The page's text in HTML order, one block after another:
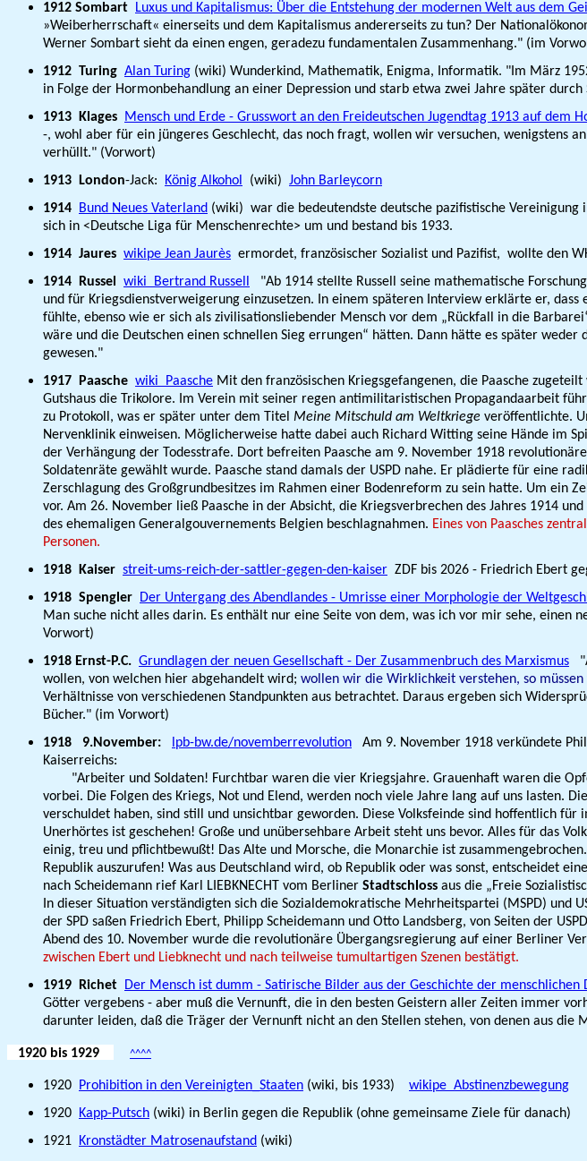
1912 Sombart Luxus und Kapitalismus: Über die Entstehung der modernen Welt aus dem
»Weiberherrschaft« einerseits und dem Kapitalismus andererseits zu tun? Der
Werner Sombart sieht da einen engen, geradezu fundamentalen Zusammenhang." (im
1912 Turing Alan Turing (wiki) Wunderkind, Mathematik, Enigma, Informatik. "Im März
in Folge der Hormonbehandlung an einer Depression und starb etwa zwei Jahre später durch
1913
Klages Mensch und Erde - Grusswort an den Freideutschen Jugendtag 1913 auf dem
-, wohl aber für ein jüngeres Geschlecht, das noch fragt, wollen wir versuchen, wenigstens
verhüllt." (Vorwort)
1913
London-Jack: König Alkohol (wiki) John Barleycorn
1914
Bund Neues Vaterland (wiki) war die bedeutendste deutsche pazifistische
sich in <Deutsche Liga für Menschenrechte> um und bestand bis 1933.
1914 Jaures wikipe Jean Jaurès ermordet, französischer Sozialist und Pazifist, wollte den
1914
Russel wiki Bertrand Russell
"Ab 1914 stellte Russell seine mathematische
und für Kriegsdienstverweigerung einzusetzen. In einem späteren Interview erklärte er,
fühlte, ebenso wie er sich als zivilisationsliebender Mensch vor dem „Rückfall in die
wäre und die Deutschen einen schnellen Sieg errungen“ hätten. Dann hätte es später
gewesen."
1917
Paasche wiki Paasche Mit den französischen Kriegsgefangenen, die Paasche
Gutshaus die Trikolore. Im Verein mit seiner regen antimilitaristischen Propagandaarbeit
zu Protokoll, was er später unter dem Titel Meine Mitschuld am Weltkriege veröffentlichte.
Nervenklinik einweisen. Möglicherweise hatte dabei auch Richard Witting seine Hände im
der Verhängung der Todesstrafe. Dort befreiten Paasche am 9. November 1918
Soldatenräte gewählt wurde. Paasche stand damals der USPD nahe. Er plädierte für eine
Zerschlagung des Großgrundbesitzes im Rahmen einer Bodenreform zu sein hatte. Um ein
vor. Am 26. November ließ Paasche in der Absicht, die Kriegsverbrechen des Jahres 1914
des ehemaligen Generalgouvernements Belgien beschlagnahmen. Eines von Paasches
Personen.
1918
Kaiser streit-ums-reich-der-sattler-gegen-den-kaiser ZDF bis 2026 - Friedrich Ebert
1918 Spengler Der Untergang des Abendlandes - Umrisse einer Morphologie der
Man suche nicht alles darin. Es enthält nur eine Seite von dem, was ich vor mir sehe, einen
Vorwort)
1918 Ernst-P.C. Grundlagen der neuen Gesellschaft - Der Zusammenbruch des Marxismus
wollen, von welchen hier abgehandelt wird; wollen wir die Wirklichkeit verstehen, so
Verhältnisse von verschiedenen Standpunkten aus betrachtet. Daraus ergeben sich
Bücher." (im Vorwort)
1918 9.November:
lpb-bw.de/novemberrevolution Am 9. November 1918 verkündete
Kaiserreichs:
"Arbeiter und Soldaten! Furchtbar waren die vier Kriegsjahre. Grauenhaft waren die
vorbei. Die Folgen des Kriegs, Not und Elend, werden noch viele Jahre lang auf uns lasten.
verschuldet haben, sind still und unsichtbar geworden. Diese Volksfeinde sind hoffentlich
Unerhörtes ist geschehen! Große und unübersehbare Arbeit steht uns bevor. Alles für das
einig, treu und pflichtbewußt! Das Alte und Morsche, die Monarchie ist
Republik auszurufen! Was aus Deutschland wird, ob Republik oder was sonst, entscheidet
nach Scheidemann rief Karl
LIEBKNECHT vom Berliner Stadtschloss aus die „Freie
In dieser Situation verständigten sich die Sozialdemokratische Mehrheitspartei (MSPD)
der SPD saßen Friedrich Ebert, Philipp Scheidemann und Otto Landsberg, von Seiten der
Abend des 10. November wurde die revolutionäre Übergangsregierung auf einer Berliner
zwischen Ebert und Liebknecht und nach teilweise tumultartigen Szenen bestätigt.
1919
Richet Der Mensch ist dumm - Satirische Bilder aus der Geschichte der menschlichen
Götter vergebens - aber muß die Vernunft, die in den besten Geistern aller Zeiten immer
darunter leiden, daß die Träger der Vernunft nicht an den Stellen stehen, von denen aus
1920 bis 1929 ^^^^
1920 Prohibition in den Vereinigten_Staaten (wiki, bis 1933) wikipe Abstinenzbewegung
1920
Kapp-Putsch (wiki) in Berlin gegen die Republik (ohne gemeinsame Ziele für danach)
1921
Kronstädter Matrosenaufstand (wiki)